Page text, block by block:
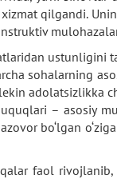
qilgandi.
ustunligini
sohalarning
adolatsizlikka
– asosiy
bo‘lgan
faol